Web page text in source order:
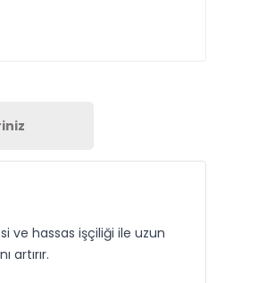
ve hassas işçiliği ile uzun
artırır.